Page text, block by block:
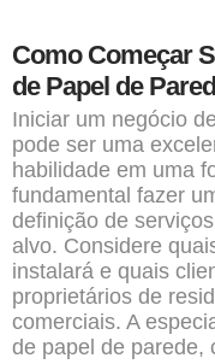
Como Começar
de Papel de
Iniciar um negócio
pode ser uma
habilidade em uma
fundamental fazer
definição de
alvo. Considere
instalará e quais
proprietários de
comerciais. A
de papel de parede,